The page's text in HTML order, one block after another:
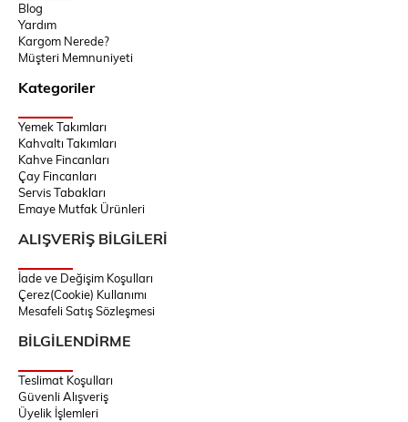
Blog
Yardım
Kargom Nerede?
Müşteri Memnuniyeti
Kategoriler
Yemek Takımları
Kahvaltı Takımları
Kahve Fincanları
Çay Fincanları
Servis Tabakları
Emaye Mutfak Ürünleri
ALIŞVERİŞ BİLGİLERİ
İade ve Değişim Koşulları
Çerez(Cookie) Kullanımı
Mesafeli Satış Sözleşmesi
BİLGİLENDİRME
Teslimat Koşulları
Güvenli Alışveriş
Üyelik İşlemleri